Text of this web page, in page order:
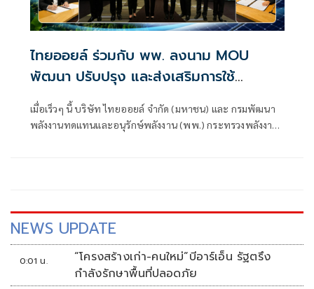
ไทยออยล์ ร่วมกับ พพ. ลงนาม MOU
พัฒนา ปรับปรุง และส่งเสริมการใช้
พลังงานทดแทน จากพลังงานแสงอาทิตย์
เพื่อยกระดับและสร้างโมเดลความร่วมมือ
ระหว่างภาครัฐ-เอกชน
เมื่อเร็วๆ นี้ บริษัท ไทยออยล์ จำกัด (มหาชน) และ กรมพัฒนา
พลังงานทดแทนและอนุรักษ์พลังงาน (พพ.) กระทรวงพลังงาน
NEWS UPDATE
0:01 น.
“โครงสร้างเก่า-คนใหม่”บีอาร์เอ็น รัฐตรึง
กำลังรักษาพื้นที่ปลอดภัย